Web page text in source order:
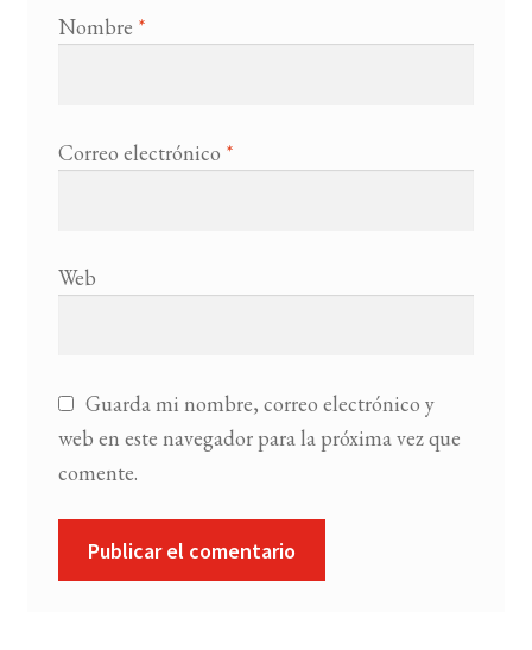
Nombre *
Correo electrónico *
Web
Guarda mi nombre, correo electrónico y
web en este navegador para la próxima vez que
comente.